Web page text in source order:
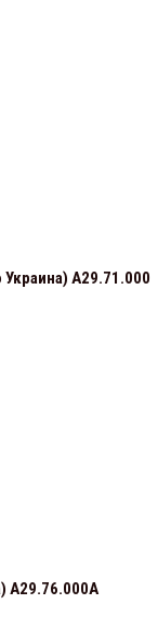
А29.71.000
А29.76.000А